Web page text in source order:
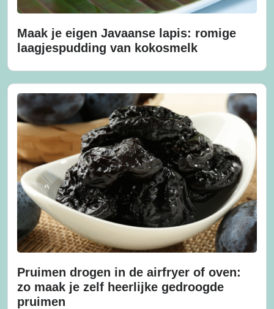
Maak je eigen Javaanse lapis: romige
laagjespudding van kokosmelk
Pruimen drogen in de airfryer of oven:
zo maak je zelf heerlijke gedroogde
pruimen